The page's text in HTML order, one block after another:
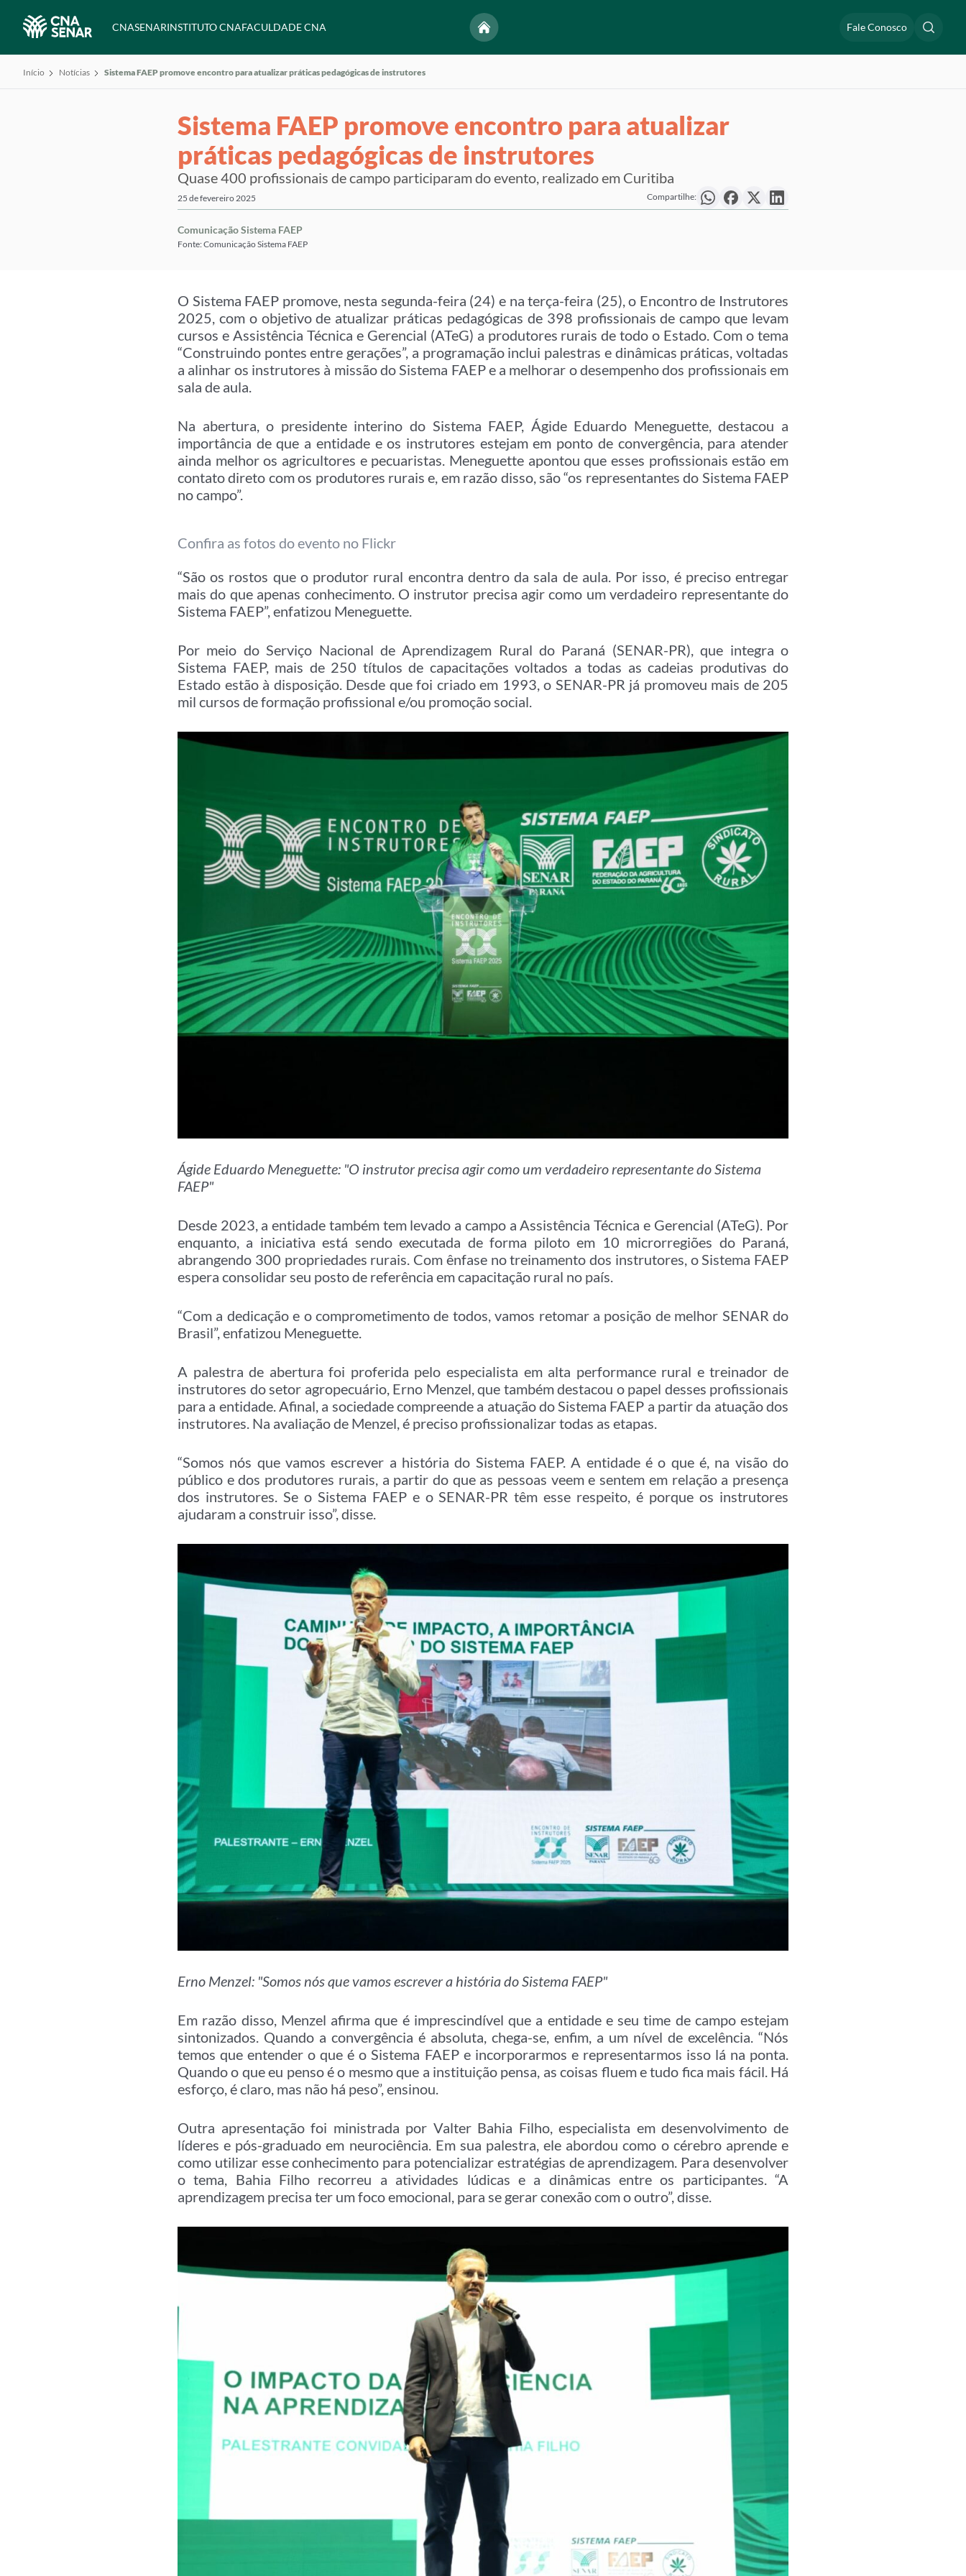
CNASENARINSTITUTO CNAFACULDADE CNA Fale Conosco
Início Notícias Sistema FAEP promove encontro para atualizar práticas pedagógicas de instrutores
Sistema FAEP promove encontro para atualizar
práticas pedagógicas de instrutores
Quase 400 profissionais de campo participaram do evento, realizado em Curitiba
25 de fevereiro 2025 Compartilhe:
Comunicação Sistema FAEP
Fonte: Comunicação Sistema FAEP
O Sistema FAEP promove, nesta segunda-feira (24) e na terça-feira (25), o Encontro de Instrutores
2025, com o objetivo de atualizar práticas pedagógicas de 398 profissionais de campo que levam
cursos e Assistência Técnica e Gerencial (ATeG) a produtores rurais de todo o Estado. Com o tema
“Construindo pontes entre gerações”, a programação inclui palestras e dinâmicas práticas, voltadas
a alinhar os instrutores à missão do Sistema FAEP e a melhorar o desempenho dos profissionais em
sala de aula.
Na abertura, o presidente interino do Sistema FAEP, Ágide Eduardo Meneguette, destacou a
importância de que a entidade e os instrutores estejam em ponto de convergência, para atender
ainda melhor os agricultores e pecuaristas. Meneguette apontou que esses profissionais estão em
contato direto com os produtores rurais e, em razão disso, são “os representantes do Sistema FAEP
no campo”.
Confira as fotos do evento no Flickr
“São os rostos que o produtor rural encontra dentro da sala de aula. Por isso, é preciso entregar
mais do que apenas conhecimento. O instrutor precisa agir como um verdadeiro representante do
Sistema FAEP”, enfatizou Meneguette.
Por meio do Serviço Nacional de Aprendizagem Rural do Paraná (SENAR-PR), que integra o
Sistema FAEP, mais de 250 títulos de capacitações voltados a todas as cadeias produtivas do
Estado estão à disposição. Desde que foi criado em 1993, o SENAR-PR já promoveu mais de 205
mil cursos de formação profissional e/ou promoção social.
Ágide Eduardo Meneguette: "O instrutor precisa agir como um verdadeiro representante do Sistema
FAEP"
Desde 2023, a entidade também tem levado a campo a Assistência Técnica e Gerencial (ATeG). Por
enquanto, a iniciativa está sendo executada de forma piloto em 10 microrregiões do Paraná,
abrangendo 300 propriedades rurais. Com ênfase no treinamento dos instrutores, o Sistema FAEP
espera consolidar seu posto de referência em capacitação rural no país.
“Com a dedicação e o comprometimento de todos, vamos retomar a posição de melhor SENAR do
Brasil”, enfatizou Meneguette.
A palestra de abertura foi proferida pelo especialista em alta performance rural e treinador de
instrutores do setor agropecuário, Erno Menzel, que também destacou o papel desses profissionais
para a entidade. Afinal, a sociedade compreende a atuação do Sistema FAEP a partir da atuação dos
instrutores. Na avaliação de Menzel, é preciso profissionalizar todas as etapas.
“Somos nós que vamos escrever a história do Sistema FAEP. A entidade é o que é, na visão do
público e dos produtores rurais, a partir do que as pessoas veem e sentem em relação a presença
dos instrutores. Se o Sistema FAEP e o SENAR-PR têm esse respeito, é porque os instrutores
ajudaram a construir isso”, disse.
Erno Menzel: "Somos nós que vamos escrever a história do Sistema FAEP"
Em razão disso, Menzel afirma que é imprescindível que a entidade e seu time de campo estejam
sintonizados. Quando a convergência é absoluta, chega-se, enfim, a um nível de excelência. “Nós
temos que entender o que é o Sistema FAEP e incorporarmos e representarmos isso lá na ponta.
Quando o que eu penso é o mesmo que a instituição pensa, as coisas fluem e tudo fica mais fácil. Há
esforço, é claro, mas não há peso”, ensinou.
Outra apresentação foi ministrada por Valter Bahia Filho, especialista em desenvolvimento de
líderes e pós-graduado em neurociência. Em sua palestra, ele abordou como o cérebro aprende e
como utilizar esse conhecimento para potencializar estratégias de aprendizagem. Para desenvolver
o tema, Bahia Filho recorreu a atividades lúdicas e a dinâmicas entre os participantes. “A
aprendizagem precisa ter um foco emocional, para se gerar conexão com o outro”, disse.